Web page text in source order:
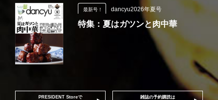
最新号！ dancyu2026年夏号
特集：夏はガツンと肉中華
PRESIDENT Storeで 雑誌の予約購読は